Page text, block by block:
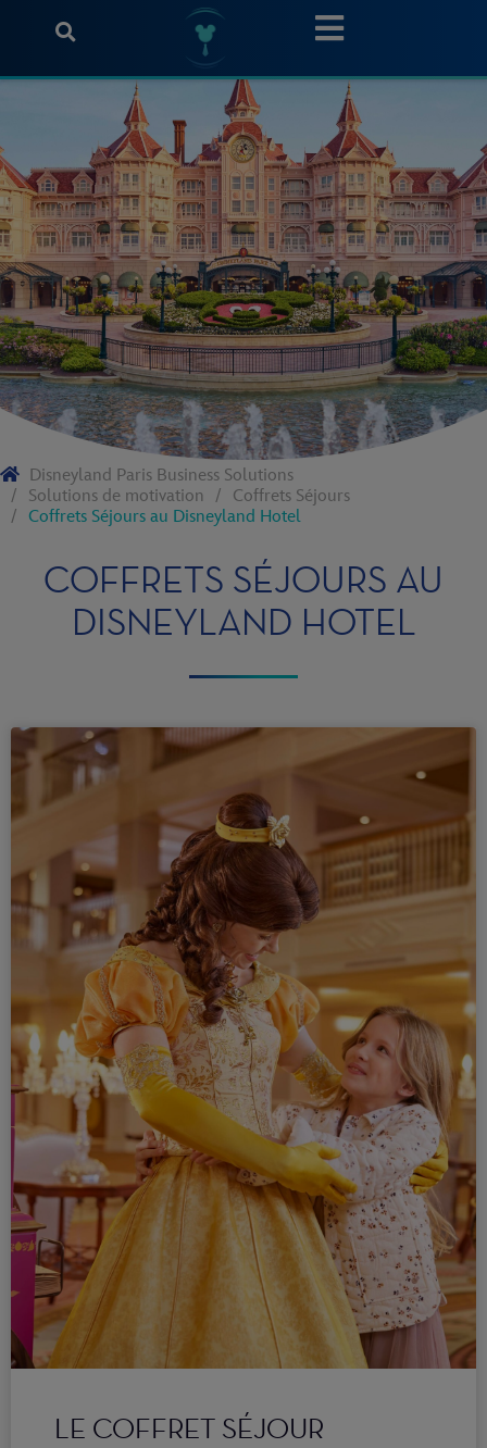
Disneyland Paris Business Solutions
Solutions de motivation
Coffrets Séjours
Coffrets Séjours au Disneyland Hotel
COFFRETS SÉJOURS AU
DISNEYLAND HOTEL
LE COFFRET SÉJOUR